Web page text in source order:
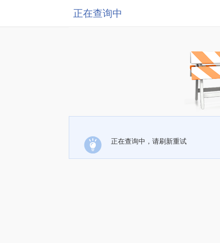
正在查询中
正在查询中，请刷新重试